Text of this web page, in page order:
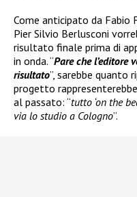
Come anticipato da Fabio
Pier Silvio Berlusconi
risultato finale prima di
in onda. “Pare che l’editore
risultato”, sarebbe quanto
progetto
al passato: “tutto ‘on the
via lo studio a Cologno”.